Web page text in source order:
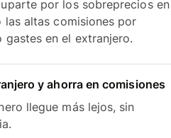
por los sobreprecios en
altas comisiones por
gastes en el extranjero.
y ahorra en comisiones
llegue más lejos, sin